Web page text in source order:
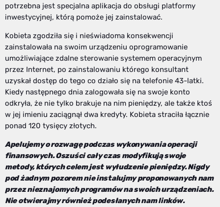
potrzebna jest specjalna aplikacja do obsługi platformy
inwestycyjnej, którą pomoże jej zainstalować.
Kobieta zgodziła się i nieświadoma konsekwencji
zainstalowała na swoim urządzeniu oprogramowanie
umożliwiające zdalne sterowanie systemem operacyjnym
przez Internet, po zainstalowaniu którego konsultant
uzyskał dostęp do tego co działo się na telefonie 43-latki.
Kiedy następnego dnia zalogowała się na swoje konto
odkryła, że nie tylko brakuje na nim pieniędzy, ale także ktoś
w jej imieniu zaciągnął dwa kredyty. Kobieta straciła łącznie
ponad 120 tysięcy złotych.
Apelujemy o rozwagę podczas wykonywania operacji
finansowych. Oszuści cały czas modyfikują swoje
metody, których celem jest wyłudzenie pieniędzy. Nigdy
pod żadnym pozorem nie instalujmy proponowanych nam
przez nieznajomych programów na swoich urządzeniach.
Nie otwierajmy również podesłanych nam linków.